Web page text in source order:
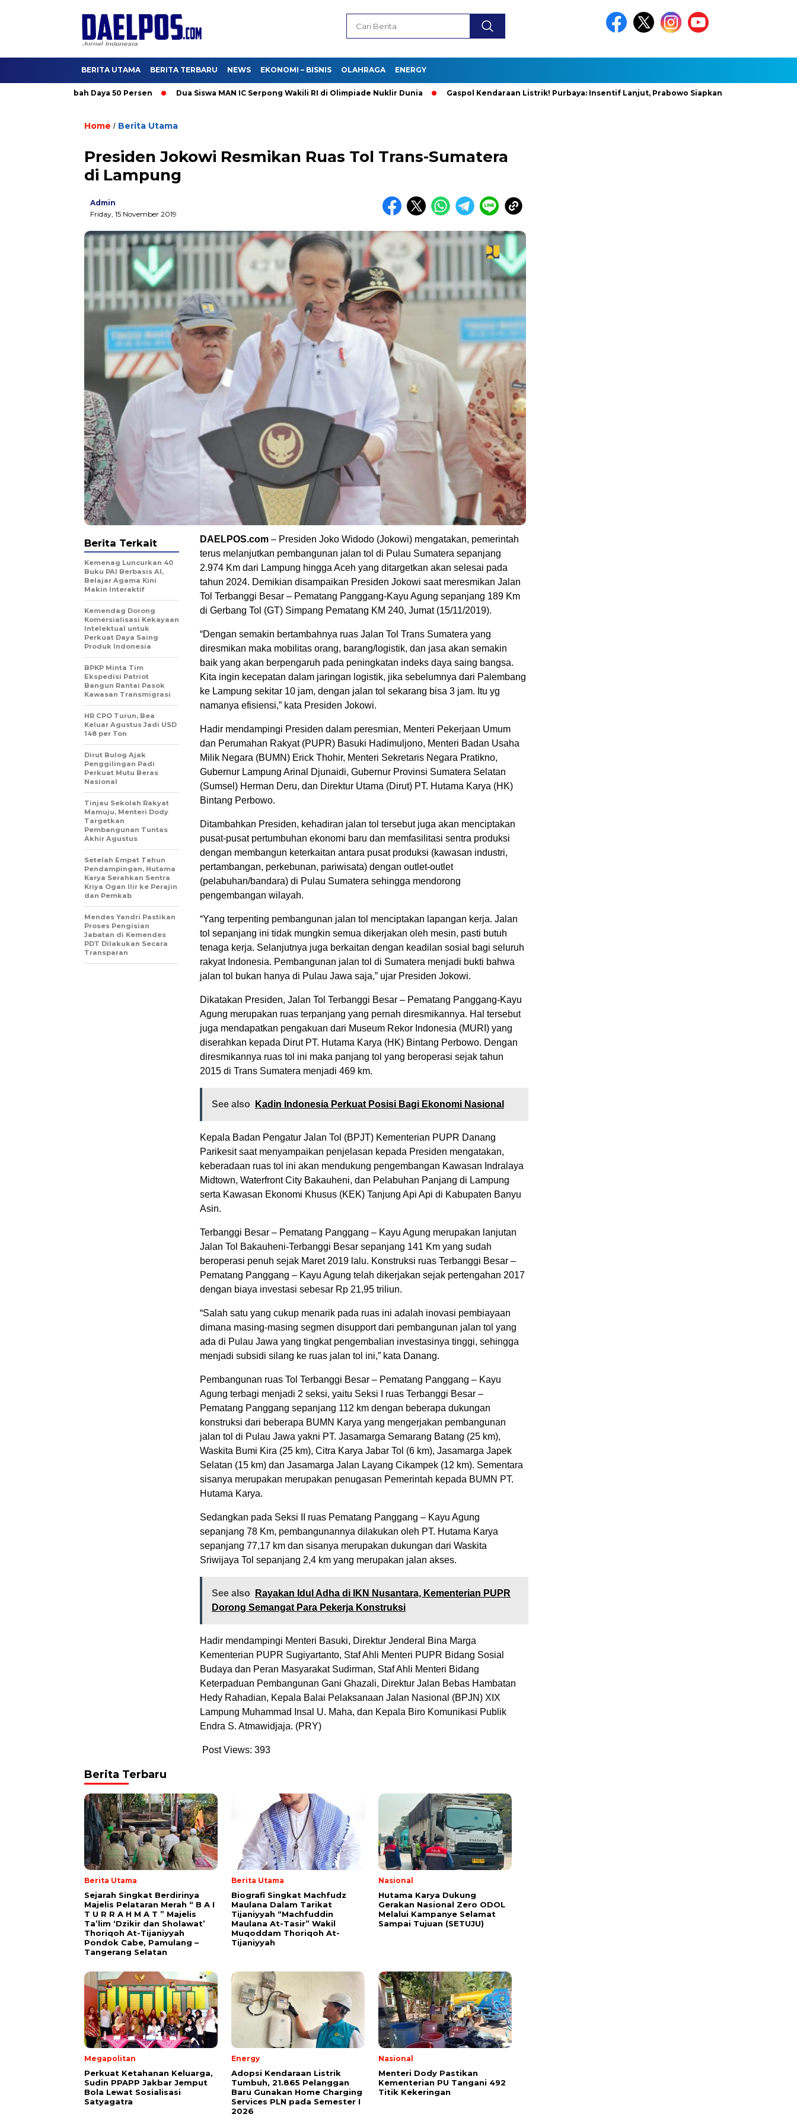
BERITA UTAMA BERITA TERBARU NEWS EKONOMI – BISNIS OLAHRAGA ENERGY
Tambah Daya 50 Persen Dua Siswa MAN IC Serpong Wakili RI di Olimpiade Nuklir Dunia Gaspol Kendaraan Listrik! Purbaya: Insentif Lanjut, Prabowo Siapkan Stimulus Baru
Home / Berita Utama
Presiden Jokowi Resmikan Ruas Tol Trans-Sumatera
di Lampung
Admin
Friday, 15 November 2019
DAELPOS.com – Presiden Joko Widodo (Jokowi) mengatakan, pemerintah
terus melanjutkan pembangunan jalan tol di Pulau Sumatera sepanjang
2.974 Km dari Lampung hingga Aceh yang ditargetkan akan selesai pada
tahun 2024. Demikian disampaikan Presiden Jokowi saat meresmikan Jalan
Tol Terbanggi Besar – Pematang Panggang-Kayu Agung sepanjang 189 Km
di Gerbang Tol (GT) Simpang Pematang KM 240, Jumat (15/11/2019).
“Dengan semakin bertambahnya ruas Jalan Tol Trans Sumatera yang
diresmikan maka mobilitas orang, barang/logistik, dan jasa akan semakin
baik yang akan berpengaruh pada peningkatan indeks daya saing bangsa.
Kita ingin kecepatan dalam jaringan logistik, jika sebelumnya dari Palembang
ke Lampung sekitar 10 jam, dengan jalan tol sekarang bisa 3 jam. Itu yg
namanya efisiensi,” kata Presiden Jokowi.
Hadir mendampingi Presiden dalam peresmian, Menteri Pekerjaan Umum
dan Perumahan Rakyat (PUPR) Basuki Hadimuljono, Menteri Badan Usaha
Milik Negara (BUMN) Erick Thohir, Menteri Sekretaris Negara Pratikno,
Gubernur Lampung Arinal Djunaidi, Gubernur Provinsi Sumatera Selatan
(Sumsel) Herman Deru, dan Direktur Utama (Dirut) PT. Hutama Karya (HK)
Bintang Perbowo.
Ditambahkan Presiden, kehadiran jalan tol tersebut juga akan menciptakan
pusat-pusat pertumbuhan ekonomi baru dan memfasilitasi sentra produksi
dengan membangun keterkaitan antara pusat produksi (kawasan industri,
pertambangan, perkebunan, pariwisata) dengan outlet-outlet
(pelabuhan/bandara) di Pulau Sumatera sehingga mendorong
pengembangan wilayah.
“Yang terpenting pembangunan jalan tol menciptakan lapangan kerja. Jalan
tol sepanjang ini tidak mungkin semua dikerjakan oleh mesin, pasti butuh
tenaga kerja. Selanjutnya juga berkaitan dengan keadilan sosial bagi seluruh
rakyat Indonesia. Pembangunan jalan tol di Sumatera menjadi bukti bahwa
jalan tol bukan hanya di Pulau Jawa saja,” ujar Presiden Jokowi.
Dikatakan Presiden, Jalan Tol Terbanggi Besar – Pematang Panggang-Kayu
Agung merupakan ruas terpanjang yang pernah diresmikannya. Hal tersebut
juga mendapatkan pengakuan dari Museum Rekor Indonesia (MURI) yang
diserahkan kepada Dirut PT. Hutama Karya (HK) Bintang Perbowo. Dengan
diresmikannya ruas tol ini maka panjang tol yang beroperasi sejak tahun
2015 di Trans Sumatera menjadi 469 km.
See also Kadin Indonesia Perkuat Posisi Bagi Ekonomi Nasional
Kepala Badan Pengatur Jalan Tol (BPJT) Kementerian PUPR Danang
Parikesit saat menyampaikan penjelasan kepada Presiden mengatakan,
keberadaan ruas tol ini akan mendukung pengembangan Kawasan Indralaya
Midtown, Waterfront City Bakauheni, dan Pelabuhan Panjang di Lampung
serta Kawasan Ekonomi Khusus (KEK) Tanjung Api Api di Kabupaten Banyu
Asin.
Terbanggi Besar – Pematang Panggang – Kayu Agung merupakan lanjutan
Jalan Tol Bakauheni-Terbanggi Besar sepanjang 141 Km yang sudah
beroperasi penuh sejak Maret 2019 lalu. Konstruksi ruas Terbanggi Besar –
Pematang Panggang – Kayu Agung telah dikerjakan sejak pertengahan 2017
dengan biaya investasi sebesar Rp 21,95 triliun.
“Salah satu yang cukup menarik pada ruas ini adalah inovasi pembiayaan
dimana masing-masing segmen disupport dari pembangunan jalan tol yang
ada di Pulau Jawa yang tingkat pengembalian investasinya tinggi, sehingga
menjadi subsidi silang ke ruas jalan tol ini,” kata Danang.
Pembangunan ruas Tol Terbanggi Besar – Pematang Panggang – Kayu
Agung terbagi menjadi 2 seksi, yaitu Seksi I ruas Terbanggi Besar –
Pematang Panggang sepanjang 112 km dengan beberapa dukungan
konstruksi dari beberapa BUMN Karya yang mengerjakan pembangunan
jalan tol di Pulau Jawa yakni PT. Jasamarga Semarang Batang (25 km),
Waskita Bumi Kira (25 km), Citra Karya Jabar Tol (6 km), Jasamarga Japek
Selatan (15 km) dan Jasamarga Jalan Layang Cikampek (12 km). Sementara
sisanya merupakan merupakan penugasan Pemerintah kepada BUMN PT.
Hutama Karya.
Sedangkan pada Seksi II ruas Pematang Panggang – Kayu Agung
sepanjang 78 Km, pembangunannya dilakukan oleh PT. Hutama Karya
sepanjang 77,17 km dan sisanya merupakan dukungan dari Waskita
Sriwijaya Tol sepanjang 2,4 km yang merupakan jalan akses.
See also
Rayakan Idul Adha di IKN Nusantara, Kementerian PUPR
Dorong Semangat Para Pekerja Konstruksi
Hadir mendampingi Menteri Basuki, Direktur Jenderal Bina Marga
Kementerian PUPR Sugiyartanto, Staf Ahli Menteri PUPR Bidang Sosial
Budaya dan Peran Masyarakat Sudirman, Staf Ahli Menteri Bidang
Keterpaduan Pembangunan Gani Ghazali, Direktur Jalan Bebas Hambatan
Hedy Rahadian, Kepala Balai Pelaksanaan Jalan Nasional (BPJN) XIX
Lampung Muhammad Insal U. Maha, dan Kepala Biro Komunikasi Publik
Endra S. Atmawidjaja. (PRY)
Post Views: 393
Berita Terkait
Kemenag Luncurkan 40
Buku PAI Berbasis AI,
Belajar Agama Kini
Makin Interaktif
Kemendag Dorong
Komersialisasi Kekayaan
Intelektual untuk
Perkuat Daya Saing
Produk Indonesia
BPKP Minta Tim
Ekspedisi Patriot
Bangun Rantai Pasok
Kawasan Transmigrasi
HR CPO Turun, Bea
Keluar Agustus Jadi USD
148 per Ton
Dirut Bulog Ajak
Penggilingan Padi
Perkuat Mutu Beras
Nasional
Tinjau Sekolah Rakyat
Mamuju, Menteri Dody
Targetkan
Pembangunan Tuntas
Akhir Agustus
Setelah Empat Tahun
Pendampingan, Hutama
Karya Serahkan Sentra
Kriya Ogan Ilir ke Perajin
dan Pemkab
Mendes Yandri Pastikan
Proses Pengisian
Jabatan di Kemendes
PDT Dilakukan Secara
Transparan
Berita Terbaru
Berita Utama
Sejarah Singkat Berdirinya
Majelis Pelataran Merah “ B A I
T U R R A H M A T ” Majelis
Ta’lim ‘Dzikir dan Sholawat’
Thoriqoh At-Tijaniyyah
Pondok Cabe, Pamulang –
Tangerang Selatan
Berita Utama
Biografi Singkat Machfudz
Maulana Dalam Tarikat
Tijaniyyah “Machfuddin
Maulana At-Tasir” Wakil
Muqoddam Thoriqoh At-
Tijaniyyah
Nasional
Hutama Karya Dukung
Gerakan Nasional Zero ODOL
Melalui Kampanye Selamat
Sampai Tujuan (SETUJU)
Megapolitan
Perkuat Ketahanan Keluarga,
Sudin PPAPP Jakbar Jemput
Bola Lewat Sosialisasi
Satyagatra
Energy
Adopsi Kendaraan Listrik
Tumbuh, 21.865 Pelanggan
Baru Gunakan Home Charging
Services PLN pada Semester I
2026
Nasional
Menteri Dody Pastikan
Kementerian PU Tangani 492
Titik Kekeringan